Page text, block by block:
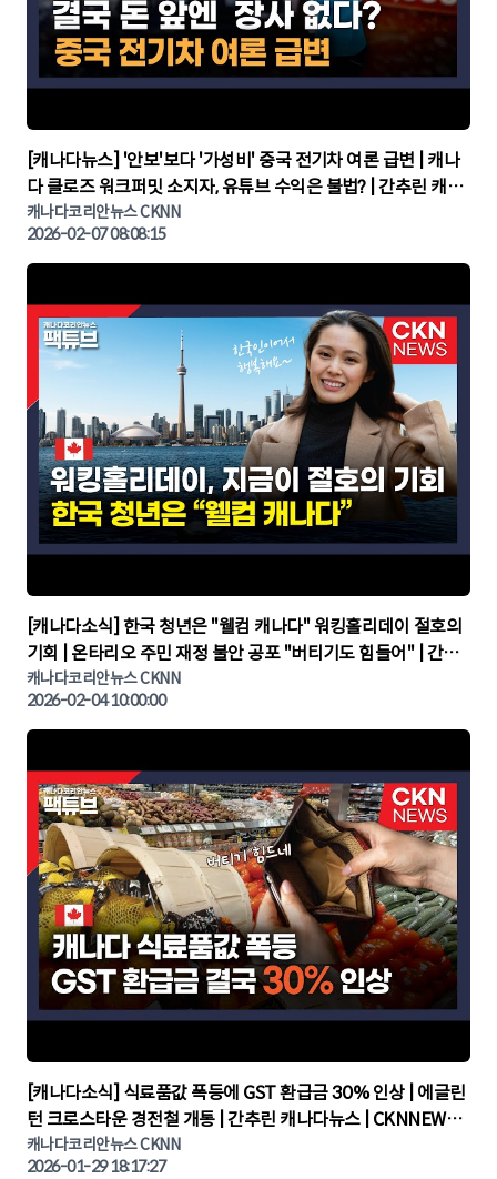
▶
[캐나다뉴스] '안보'보다 '가성비' 중국 전기차 여론 급변 | 캐나
다 클로즈 워크퍼밋 소지자, 유튜브 수익은 불법? | 간추린 캐나
다뉴스 | CKNNEWS, 캐나다코리안뉴스
캐나다코리안뉴스 CKNN
2026-02-07 08:08:15
▶
[캐나다소식] 한국 청년은 "웰컴 캐나다" 워킹홀리데이 절호의
기회 | 온타리오 주민 재정 불안 공포 "버티기도 힘들어" | 간추
린 캐나다뉴스 | CKNNEWS, 캐나다코리안뉴스
캐나다코리안뉴스 CKNN
2026-02-04 10:00:00
▶
[캐나다소식] 식료품값 폭등에 GST 환급금 30% 인상 | 에글린
턴 크로스타운 경전철 개통 | 간추린 캐나다뉴스 | CKNNEWS,
캐나다코리안뉴스
캐나다코리안뉴스 CKNN
2026-01-29 18:17:27